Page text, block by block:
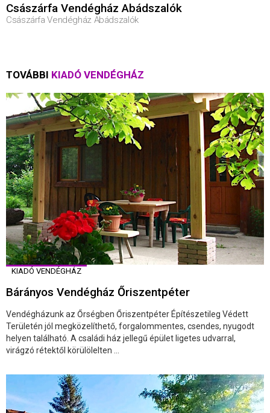
Császárfa Vendégház Abádszalók
Császárfa Vendégház Abádszalók
TOVÁBBI KIADÓ VENDÉGHÁZ
KIADÓ VENDÉGHÁZ
Bárányos Vendégház Őriszentpéter
Vendégházunk az Őrségben Őriszentpéter Építészetileg Védett
Területén jól megközelíthető, forgalommentes, csendes, nyugodt
helyen található. A családi ház jellegű épület ligetes udvarral,
virágzó rétektől körülölelten ...